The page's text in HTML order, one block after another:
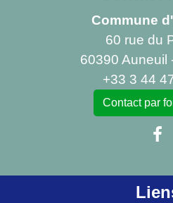
Commune
60 rue du
60390 Auneuil
+33 3 44
Contact par